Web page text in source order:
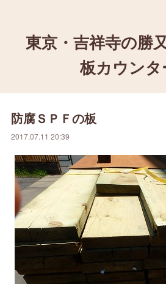
東京・吉祥寺の勝
板カウンタ
防腐ＳＰＦの板
2017.07.11 20:39